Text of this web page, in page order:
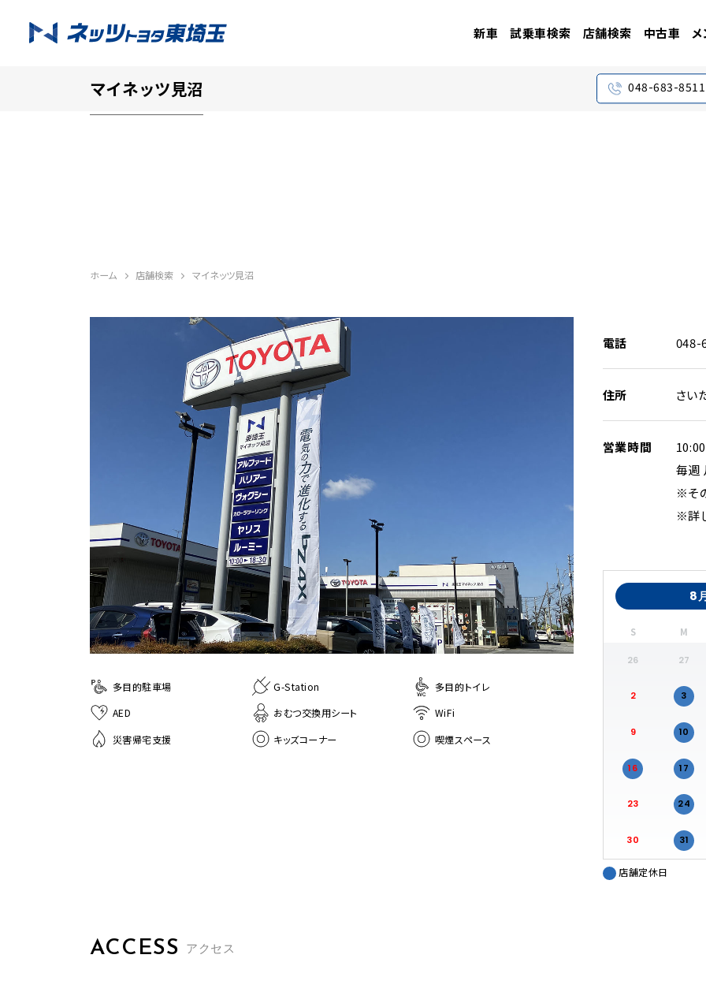
新車 試乗車検索 店舗検索 中古車
マイネッツ見沼 048-683-8511
ホーム 店舗検索 マイネッツ見沼
多目的駐車場 G-Station
多目的トイレ
AED
おむつ交換用シート
WiFi
災害帰宅支援
キッズコーナー 喫煙スペース
電話 048-
住所 さい
営業時間
毎週
※そ
※詳
8
S M
26 27
2 3
9 10
16 17
23 24
30 31
店舗定休日
ACCESS アクセス